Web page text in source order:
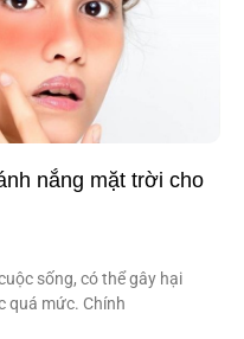
nắng mặt trời cho
sống, có thể gây hại
quá mức. Chính